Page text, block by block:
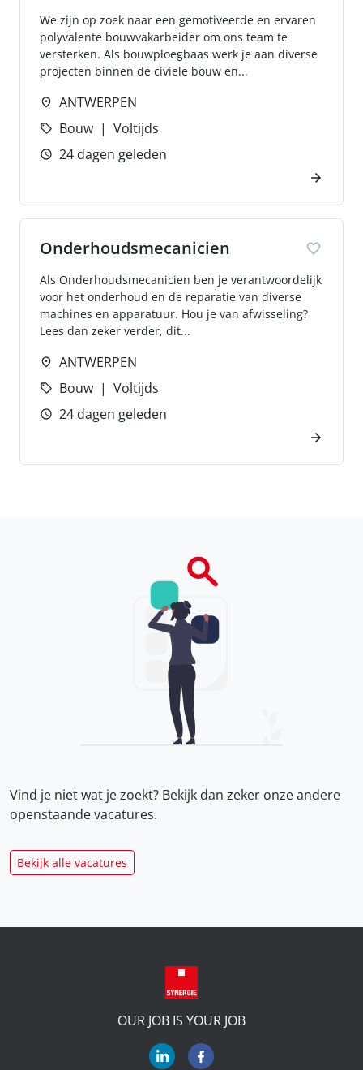
We zijn op zoek naar een gemotiveerde en ervaren
polyvalente bouwvakarbeider om ons team te
versterken. Als bouwploegbaas werk je aan diverse
projecten binnen de civiele bouw en...
ANTWERPEN
Bouw
Voltijds
24 dagen geleden
Onderhoudsmecanicien
Als Onderhoudsmecanicien ben je verantwoordelijk
voor het onderhoud en de reparatie van diverse
machines en apparatuur. Hou je van afwisseling?
Lees dan zeker verder, dit...
ANTWERPEN
Bouw
Voltijds
24 dagen geleden
Vind je niet wat je zoekt? Bekijk dan zeker onzeandere
openstaande vacatures.
Bekijk alle vacatures
OUR JOB IS YOUR JOB